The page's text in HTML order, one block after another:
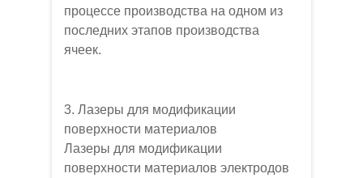
процессе производства на одном из
последних этапов производства
ячеек.
3. Лазеры для модификации
поверхности материалов
Лазеры для модификации
поверхности материалов электродов